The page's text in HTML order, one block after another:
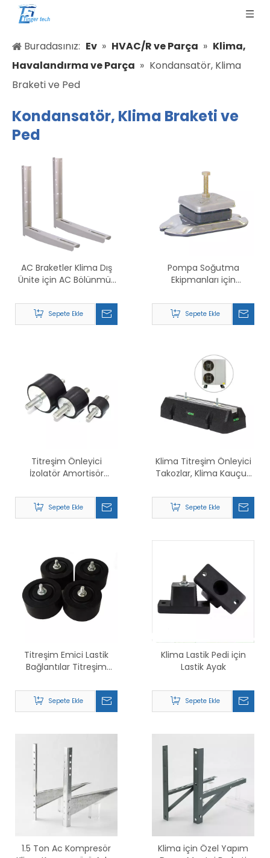
Buradasınız: Ev » HVAC/R ve Parça » Klima,
Havalandırma ve Parça » Kondansatör, Klima
Braketi ve Ped
Kondansatör, Klima Braketi ve
Ped
AC Braketler Klima Dış
Ünite için AC Bölünmüş
Sepete Ekle
Pompa Soğutma
Ekipmanları için
İzolatör Titreşim Gürültü
Yalıtımı
Sepete Ekle
Titreşim Önleyici
İzolatör Amortisör
Ayakları
Sepete Ekle
Klima Titreşim Önleyici
Takozlar, Klima Kauçuk
Klima Titreşim Önleyici
Sepete Ekle
Titreşim Emici Lastik
Bağlantılar Titreşim
Klima Lastik Ayak Pedleri
Sepete Ekle
Klima Lastik Pedi için
Lastik Ayak
Sepete Ekle
1.5 Ton Ac Kompresör
Klima için Özel Yapım